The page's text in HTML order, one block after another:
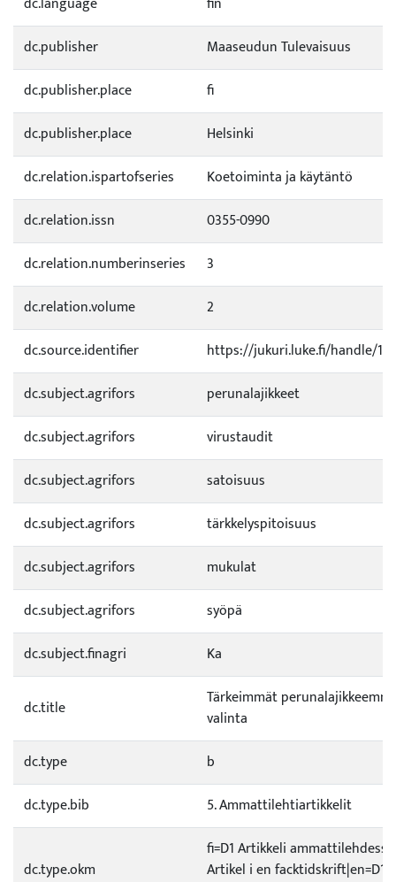
dc.publisher
Maaseudun Tulevaisuus
dc.publisher.place
fi
dc.publisher.place
Helsinki
dc.relation.ispartofseries
Koetoiminta ja käytäntö
dc.relation.issn
0355-0990
dc.relation.numberinseries
3
dc.relation.volume
2
dc.source.identifier
https://jukuri.luke.fi/handle/
dc.subject.agrifors
perunalajikkeet
dc.subject.agrifors
virustaudit
dc.subject.agrifors
satoisuus
dc.subject.agrifors
tärkkelyspitoisuus
dc.subject.agrifors
mukulat
dc.subject.agrifors
syöpä
dc.subject.finagri
Ka
dc.title
Tärkeimmät
valinta
dc.type
b
dc.type.bib
5. Ammattilehtiartikkelit
dc.type.okm
fi=D1 Artikkeli
Artikel i en facktidskrift|en=D1